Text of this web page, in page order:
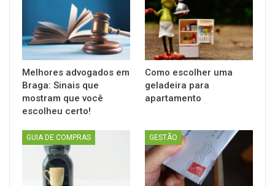
Melhores advogados em
Braga: Sinais que
mostram que você
escolheu certo!
Como escolher uma
geladeira para
apartamento
GUIA DE COMPRAS GESTÃO